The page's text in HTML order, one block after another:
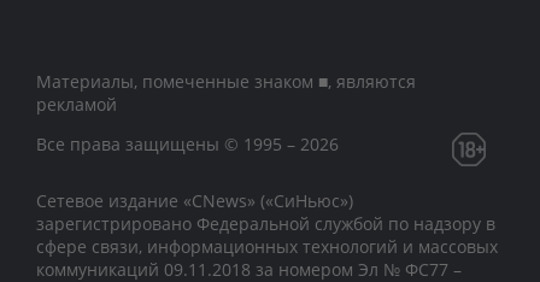
Материалы, помеченные знаком ■, являются
рекламой
Все права защищены © 1995 – 2026
Сетевое издание «CNews» («СиНьюс»)
зарегистрировано Федеральной службой по надзору в
сфере связи, информационных технологий и массовых
коммуникаций 09.11.2018 за номером Эл № ФС77 –